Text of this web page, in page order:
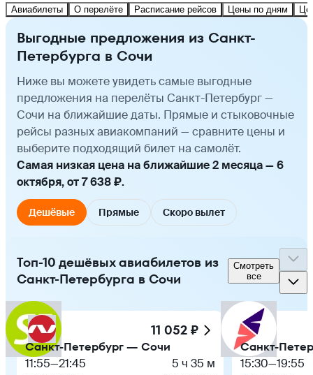
Авиабилеты О перелёте Расписание рейсов Цены по дням
Выгодные предложения из Санкт-
Петербурга в Сочи
Ниже вы можете увидеть самые выгодные
предложения на перелёты Санкт-Петербург —
Сочи на ближайшие даты. Прямые и стыковочные
рейсы разных авиакомпаний — сравните цены и
выберите подходящий билет на самолёт.
Самая низкая цена на ближайшие 2 месяца — 6
октября, от 7 638 ₽.
Дешёвые Прямые Скоро вылет
Топ-10 дешёвых авиабилетов из
Санкт-Петербурга в Сочи
Смотреть
все
11 052 ₽
Санкт-Петербург — Сочи
11:55—21:45 5 ч 35 м
Санкт-
15:30—19:55